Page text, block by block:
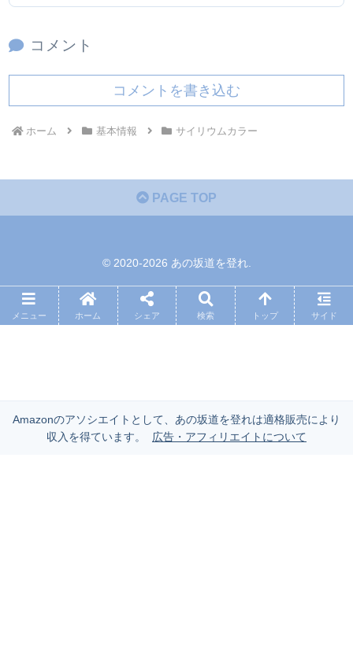
コメント
コメントを書き込む
ホーム 基本情報 サイリウムカラー
PAGE TOP
© 2020-2026 あの坂道を登れ.
メニュー ホーム シェア 検索 トップ サイド
Amazonのアソシエイトとして、あの坂道を登れは適格販売により
収入を得ています。
広告・アフィリエイトについて